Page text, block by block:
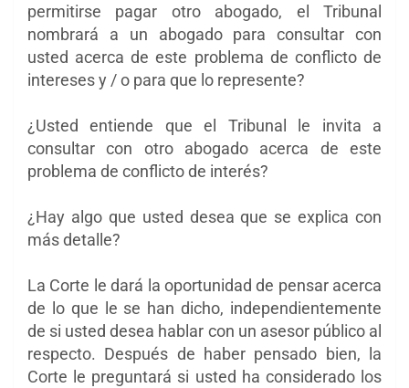
permitirse pagar otro abogado, el Tribunal
nombrará a un abogado para consultar con
usted acerca de este problema de conflicto de
intereses y / o para que lo represente?
¿Usted entiende que el Tribunal le invita a
consultar con otro abogado acerca de este
problema de conflicto de interés?
¿Hay algo que usted desea que se explica con
más detalle?
La Corte le dará la oportunidad de pensar acerca
de lo que le se han dicho, independientemente
de si usted desea hablar con un asesor público al
respecto. Después de haber pensado bien, la
Corte le preguntará si usted ha considerado los